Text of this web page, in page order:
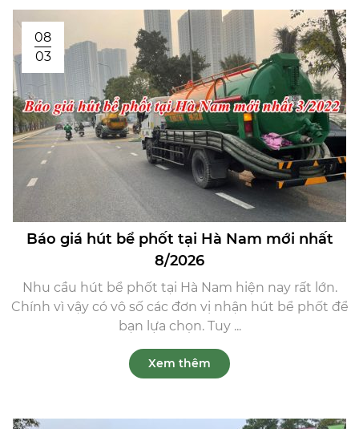
08
03
Báo giá hút bể phốt tại Hà Nam mới nhất
8/2026
Nhu cầu hút bể phốt tại Hà Nam hiện nay rất lớn.
Chính vì vậy có vô số các đơn vị nhận hút bể phốt để
bạn lựa chọn. Tuy ...
Xem thêm